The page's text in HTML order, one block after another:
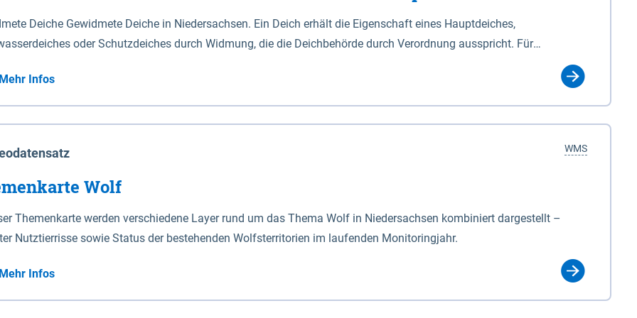
Deiche Gewidmete Deiche in Niedersachsen. Ein Deich erhält die Eigenschaft eines Hauptdeiches,
oder Schutzdeiches durch Widmung, die die Deichbehörde durch Verordnung ausspricht. Für
Deiche gelten die Bestimmungen des Niedersächsischen Deichgesetzes (NDG). Die Widmung "2.Deichlinie" ist
Sperrwerke Sperrwerke sind Bauwerke mit Sperrvorrichtungen in Tidegewässern, die dem
eines Gebietes vor erhöhten Tiden, vor allem vor Sturmfluten, zu dienen bestimmt sind (§2 Abs.3 NDG). Ein Bauwerk
Art erhält die Eigenschaft eines Sperrwerkes durch Widmung, die die Deichbehörde durch Verordnung
Mehr Infos
WMS
Wolf
Themenkarte werden verschiedene Layer rund um das Thema Wolf in Niedersachsen kombiniert dargestellt –
Nutztierrisse sowie Status der bestehenden Wolfsterritorien im laufenden Monitoringjahr.
Mehr Infos